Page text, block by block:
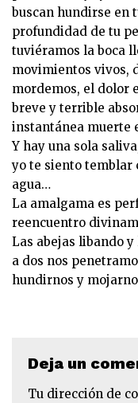
buscan hundirse en
profundidad de tu
tuviéramos la boca
movimientos vivos,
mordemos, el dolor
breve y terrible
instantánea muerte
Y hay una sola
yo te siento temblar
agua…
La amalgama es
reencuentro
Las abejas libando
a dos nos
hundirnos y
Deja un
Tu dirección de